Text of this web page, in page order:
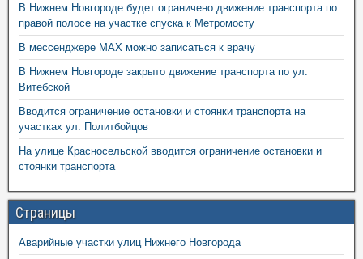
В Нижнем Новгороде будет ограничено движение транспорта по
правой полосе на участке спуска к Метромосту
В мессенджере MAX можно записаться к врачу
В Нижнем Новгороде закрыто движение транспорта по ул.
Витебской
Вводится ограничение остановки и стоянки транспорта на
участках ул. Политбойцов
На улице Красносельской вводится ограничение остановки и
стоянки транспорта
Страницы
Аварийные участки улиц Нижнего Новгорода